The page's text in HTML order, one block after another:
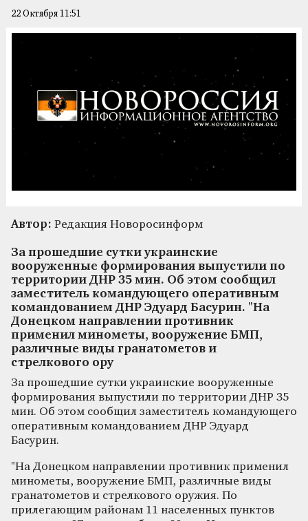
22 Октября 11:51
Автор: Редакция Новоросинформ
За прошедшие сутки украинские
вооруженные формирования выпустили по
территории ДНР 35 мин. Об этом сообщил
заместитель командующего оперативным
командованием ДНР Эдуард Басурин. "На
Донецком направлении противник
применил минометы, вооружение БМП,
различные виды гранатометов и
стрелкового ору
За прошедшие сутки украинские вооруженные
формирования выпустили по территории ДНР 35
мин. Об этом сообщил заместитель командующего
оперативным командованием ДНР Эдуард
Басурин.
"На Донецком направлении противник применил
минометы, вооружение БМП, различные виды
гранатометов и стрелкового оружия. По
прилегающим районам 11 населенных пунктов